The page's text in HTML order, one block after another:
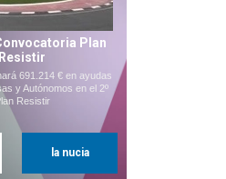
Plan
Resistir
691.214 € en ayudas
y Autónomos en el 2º
Resistir
la nucia